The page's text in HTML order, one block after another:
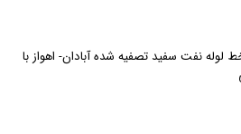
لوله نفت سفيد تصفيه شده آبادان- اهواز با